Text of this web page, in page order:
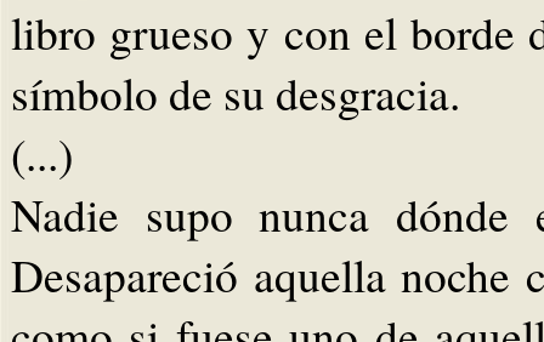
libro grueso y con el borde
símbolo de su desgracia.
(...)
Nadie supo nunca dónde
Desapareció aquella noche